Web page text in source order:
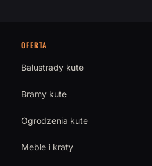
OFERTA
Balustrady kute
Bramy kute
Ogrodzenia kute
Meble i kraty